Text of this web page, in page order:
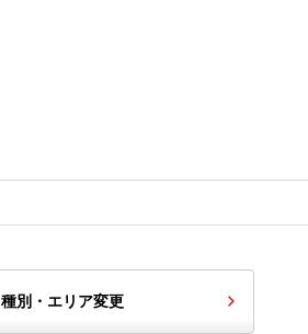
種別・エリア変更